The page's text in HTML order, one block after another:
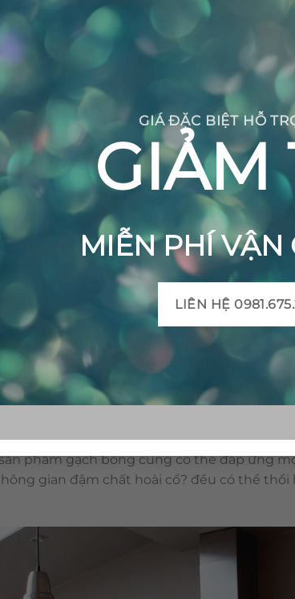
GIÁ ĐẶC BIỆT HỖ
GIẢM
MIỄN PHÍ VẬN
LIÊN HỆ
thương hiệu hoạt động trong lĩnh vực gạch,
việc khởi tạo nên một xu hướng mới, sử
màu đa sắc, họa tiết sống động mà các
mở ra một phong cách mới, độc đáo
nội, ngoại thất đẹp mê mẩn
của loại gạch này đó chính là sự kết hợp
nay không chỉ đơn điệu là một hai mẫu mà
vỡ những giới hạn sáng tạo.
phẩm gạch bông cũng có thể đáp ứng
gian đậm chất hoài cổ? đều có thể thổi